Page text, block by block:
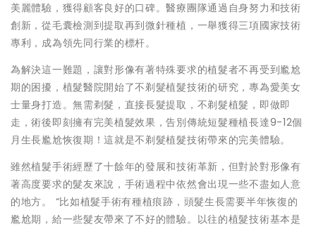
美麗體驗，獲得顧客良好的口碑。醫療團隊通過自身努力和技術
創新，從毛囊檢測到提取再到微針種植，一舉獲得三項國家技術
專利，成為領先同行業的標杆。
為解決這一難題，讓對形像有著特殊要求的植髮者不再受到尷尬
期的困擾，植髮醫院開始了不剃髮植髮技術的研究，專為愛美女
士量身打造。無需剃髮，直接長髮提取，不剃髮植髮，即做即
走，術後即刻擁有完美植髮效果，告別傳統短髮種植長達9-12個
月生長尷尬恢復期！這就是不剃髮植髮技術帶來的完美體驗。
雖然植髮手術經歷了十餘年的發展和技術革新，但對於對形像有
著高度要求的髮友來說，手術過程中依然會出現一些不盡如人意
的地方。 “比如植髮手術有種植痕跡，頭髮生長需要半年恢復的
尷尬期，給一些髮友帶來了不好的體驗。以往的植髮技術基本是